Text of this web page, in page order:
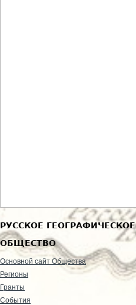
РУССКОЕ ГЕОГРАФИЧЕСКОЕ
ОБЩЕСТВО
Основной сайт Общества
Регионы
Гранты
События